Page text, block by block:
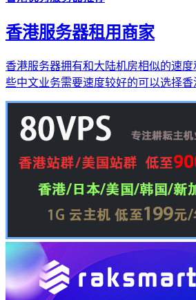
香港服务器租用商家
香港服务器拥有和大陆机房相似的速
些中文业务需要速度较好的可以选择香